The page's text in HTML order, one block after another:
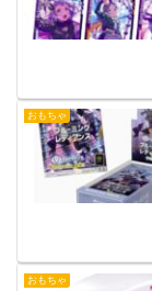
おもちゃ
おもちゃ